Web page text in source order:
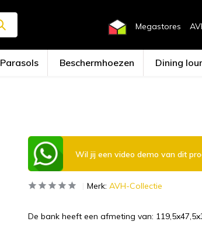
Megastores
Parasols Beschermhoezen Dining
Wil jij een video demo van dit
Merk: AVH-Collectie
De bank heeft een afmeting van: